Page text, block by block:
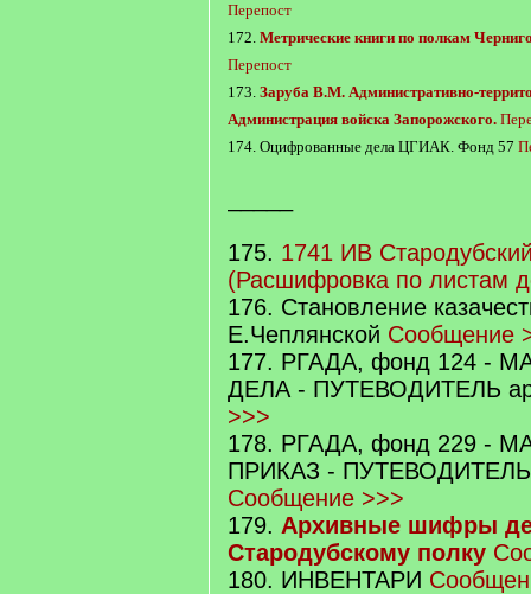
Перепост
172. Метрические книги по полкам
Перепост
173. Заруба В.М. Административно-
Администрация войска Запорожского.
174. Оцифрованные дела ЦГИАК. Фонд 57
175. 1741 ИВ
(Расшифровка по листам
176. Становление
Е.Чеплянской Сообщение
177. РГАДА, фонд 124 -
ДЕЛА - ПУТЕВОДИТЕЛЬ
>>>
178. РГАДА, фонд 229 -
ПРИКАЗ - ПУТЕВОДИТЕЛЬ
Сообщение >>>
179. Архивные шифры
Стародубскому полку
180. ИНВЕНТАРИ